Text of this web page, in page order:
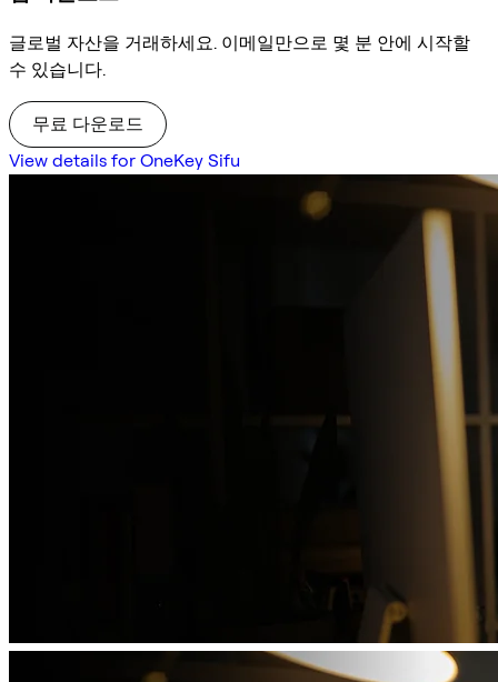
글로벌 자산을 거래하세요. 이메일만으로 몇 분 안에 시작할
수 있습니다.
무료 다운로드
View details for OneKey Sifu